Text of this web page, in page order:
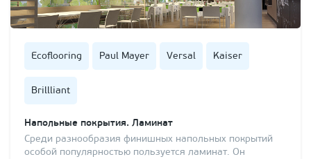
Ecoflooring Paul Mayer Versal Kaiser
Brillliant
Напольные покрытия. Ламинат
Среди разнообразия финишных напольных покрытий
особой популярностью пользуется ламинат. Он